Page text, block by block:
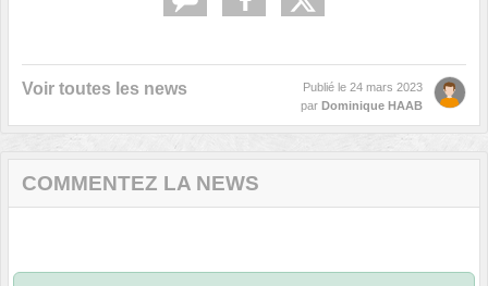
Voir toutes les news Publié le 24 mars 2023
par Dominique HAAB
COMMENTEZ LA NEWS